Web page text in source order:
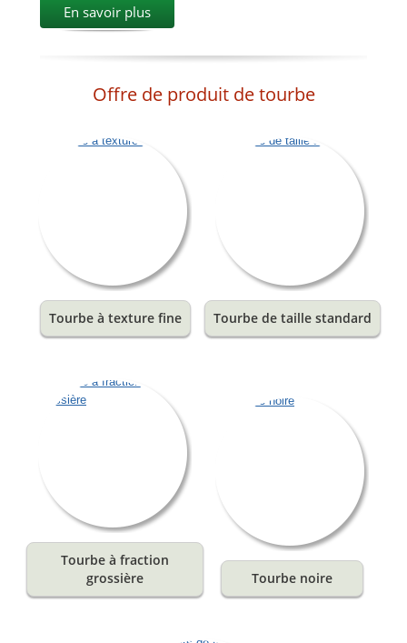
En savoir plus
Offre de produit de tourbe
Tourbe à texture fine Tourbe de taille standard
Tourbe à fraction
grossière
Tourbe noire